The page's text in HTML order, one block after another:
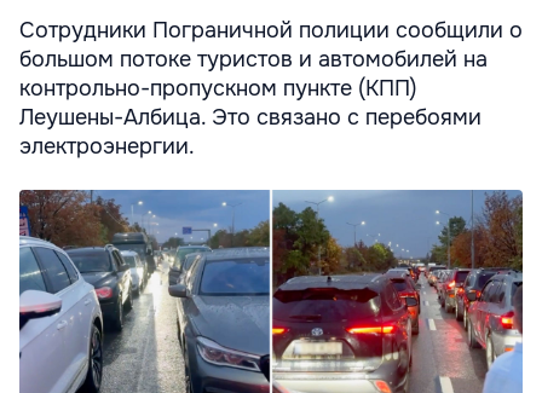
Сотрудники Пограничной полиции сообщили о
большом потоке туристов и автомобилей на
контрольно-пропускном пункте (КПП)
Леушены-Албица. Это связано с перебоями
электроэнергии.